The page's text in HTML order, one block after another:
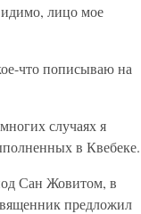
лицо мое
что пописываю на
случаях я
в Квебеке.
Сан Жовитом, в
предложил